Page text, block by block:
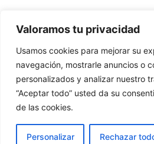
Valoramos tu privacidad
Usamos cookies para mejorar su
navegación, mostrarle anuncios o
personalizados y analizar nuestro
“Aceptar todo” usted da su
de las cookies.
Personalizar Rechazar
Redes Cristianas
Una mirada alternativa sobre la Iglesia
- Colectivos de Redes Cristianas